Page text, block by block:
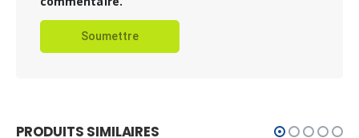
PRODUITS SIMILAIRES